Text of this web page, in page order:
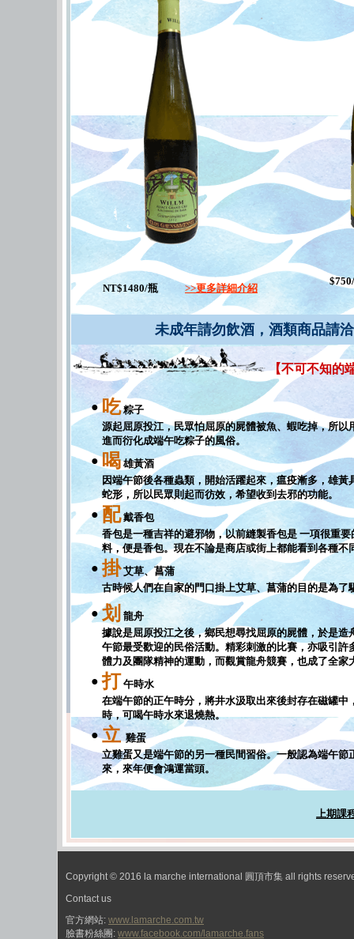
NT$1480/瓶 >>更多詳細介紹
未成年請勿飲酒，酒類商品請
【不可不知的
● 吃粽子
源起屈原投江，民眾怕屈原的屍體被魚、蝦吃掉，所
進而衍化成端午吃粽子的風俗。
● 喝雄黃酒
因端午節後各種蟲類，開始活躍起來，瘟疫漸多，雄
蛇形，所以民眾則起而彷效，希望收到去邪的功能。
● 配戴香包
香包是一種吉祥的避邪物，以前縫製香包是 一項很重
料，便是香包。現在不論是商店或街上都能看到各種不
● 掛艾草、菖蒲
古時候人們在自家的門口掛上艾草、菖蒲的目的是為
● 划 龍舟
據說是屈原投江之後，鄉民想尋找屈原的屍體，於是
午節最受歡迎的民俗活動。精彩刺激的比賽，亦吸引
體力及團隊精神的運動，而觀賞龍舟競賽，也成了全家
● 打 午時水
在端午節的正午時分，將井水汲取出來後封存在磁罐
時，可喝午時水來退燒熱。
● 立 雞蛋
立雞蛋又是端午節的另一種民間習俗。一般認為端午
來，來年便會鴻運當頭。
上期課
Copyright © 2016 la marche international 圓頂市集 all rights
Contact us
官方網站: www.lamarche.com.tw
臉書粉絲團: www.facebook.com/lamarche.fans